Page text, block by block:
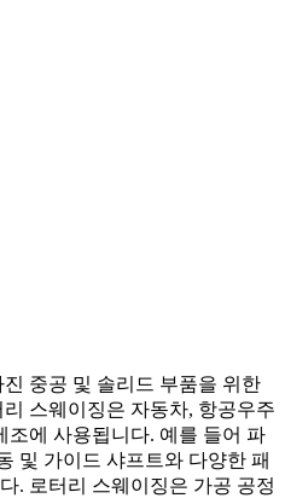
중공 및 솔리드 부품을 위한
스웨이징은 자동차, 항공우주
조에 사용됩니다. 예를 들어 파
및 가이드 샤프트와 다양한 패
. 로터리 스웨이징은 가공 공정